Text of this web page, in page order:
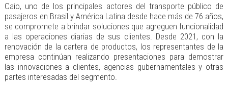
Caio, uno de los principales actores del transporte público de
pasajeros en Brasil y América Latina desde hace más de 76 años,
se compromete a brindar soluciones que agreguen funcionalidad
a las operaciones diarias de sus clientes. Desde 2021, con la
renovación de la cartera de productos, los representantes de la
empresa continúan realizando presentaciones para demostrar
las innovaciones a clientes, agencias gubernamentales y otras
partes interesadas del segmento.